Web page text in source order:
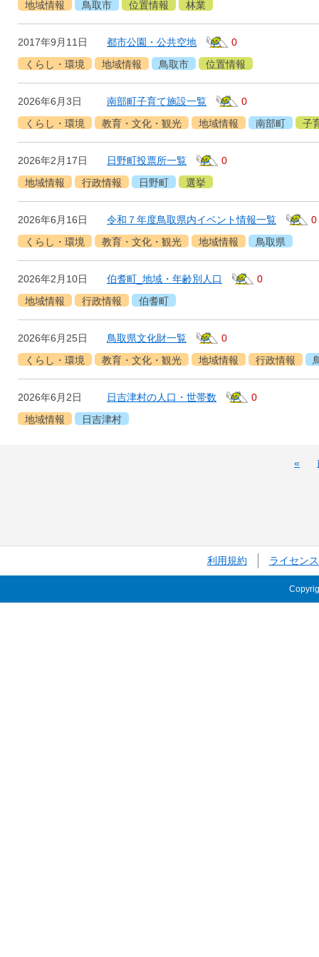
地域情報
鳥取市 位置情報 林業
2017年9月11日 都市公園・公共空地
0
くらし・環境
地域情報 鳥取市 位置情報
2026年6月3日 南部町子育て施設一覧
0
くらし・環境
教育・文化・観光 地域情報 南部町 子
2026年2月17日 日野町投票所一覧
0
地域情報
行政情報 日野町 選挙
2026年6月16日 令和７年度鳥取県内イベント情報一覧
0
くらし・環境
教育・文化・観光 地域情報 鳥取県
2026年2月10日 伯耆町_地域・年齢別人口
0
地域情報
行政情報 伯耆町
2026年6月25日 鳥取県文化財一覧
0
くらし・環境
教育・文化・観光 地域情報 行政情報
2026年6月2日 日吉津村の人口・世帯数
0
地域情報
日吉津村
«
利用規約 ライセン